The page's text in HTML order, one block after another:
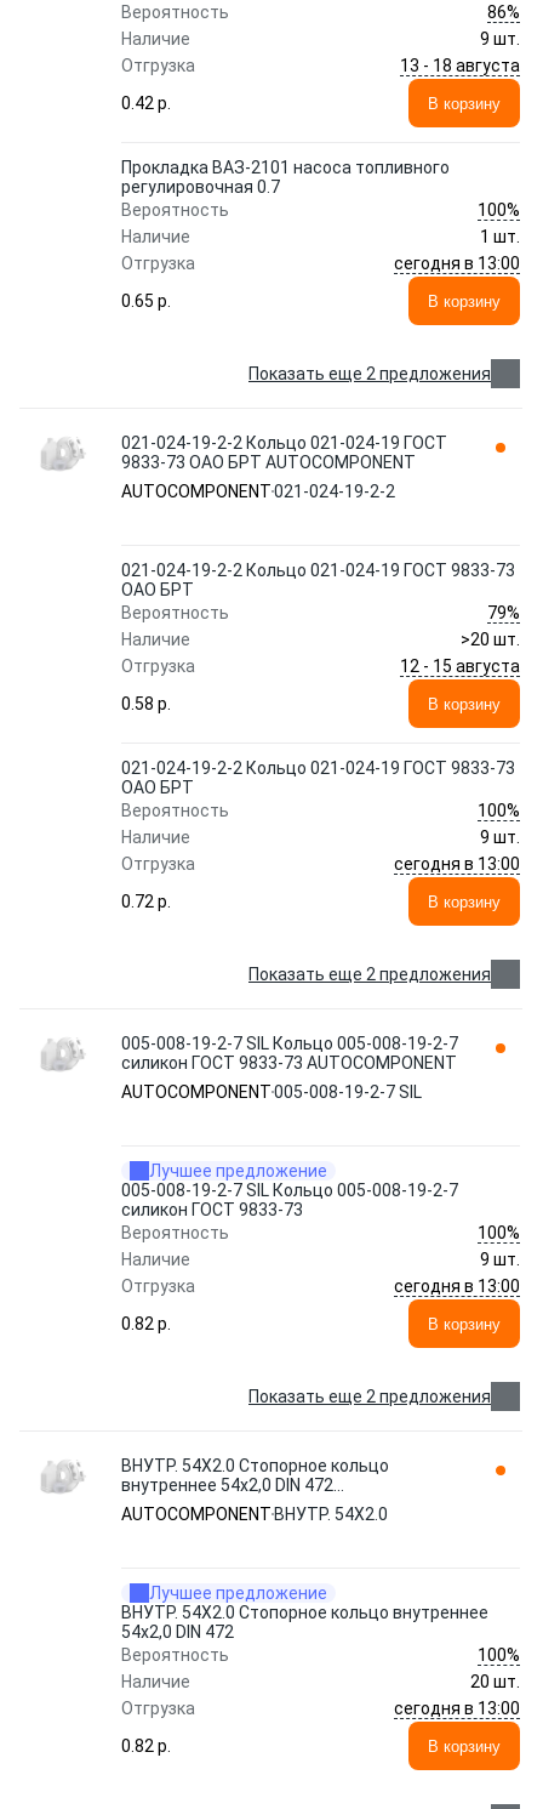
Вероятность
86%
Наличие
9 шт.
Отгрузка
13 - 18 августа
0.42 p.
В корзину
Прокладка ВАЗ-2101 насоса топливного
регулировочная 0.7
Вероятность
100%
Наличие
1 шт.
Отгрузка
сегодня в 13:00
0.65 p.
В корзину
Показать еще 2 предложения
021-024-19-2-2 Кольцо 021-024-19 ГОСТ
9833-73 ОАО БРТ AUTOCOMPONENT
AUTOCOMPONENT021-024-19-2-2
021-024-19-2-2 Кольцо 021-024-19 ГОСТ 9833-73
ОАО БРТ
Вероятность
79%
Наличие
>20 шт.
Отгрузка
12 - 15 августа
0.58 p.
В корзину
021-024-19-2-2 Кольцо 021-024-19 ГОСТ 9833-73
ОАО БРТ
Вероятность
100%
Наличие
9 шт.
Отгрузка
сегодня в 13:00
0.72 p.
В корзину
Показать еще 2 предложения
005-008-19-2-7 SIL Кольцо 005-008-19-2-7
силикон ГОСТ 9833-73 AUTOCOMPONENT
AUTOCOMPONENT005-008-19-2-7 SIL
Лучшее предложение
005-008-19-2-7 SIL Кольцо 005-008-19-2-7
силикон ГОСТ 9833-73
Вероятность
100%
Наличие
9 шт.
Отгрузка
сегодня в 13:00
0.82 p.
В корзину
Показать еще 2 предложения
ВНУТР. 54Х2.0 Стопорное кольцо
внутреннее 54х2,0 DIN 472
AUTOCOMPONENT
AUTOCOMPONENT ВНУТР. 54Х2.0
Лучшее предложение
ВНУТР. 54Х2.0 Стопорное кольцо внутреннее
54х2,0 DIN 472
Вероятность
100%
Наличие
20 шт.
Отгрузка
сегодня в 13:00
0.82 p.
В корзину